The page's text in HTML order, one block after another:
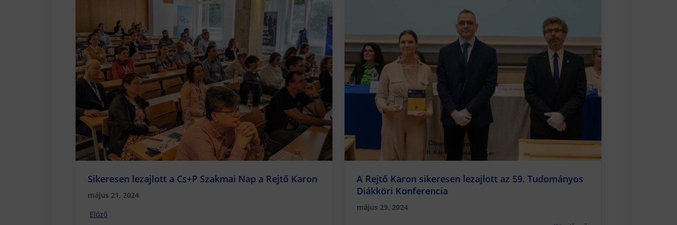
Sikeresen lezajlott a Cs+P Szakmai Nap a Rejtő Karon
május 21, 2024
Előző
A Rejtő Karon sikeresen lezajlott az 59. Tudományos
Diákköri Konferencia
május 29, 2024